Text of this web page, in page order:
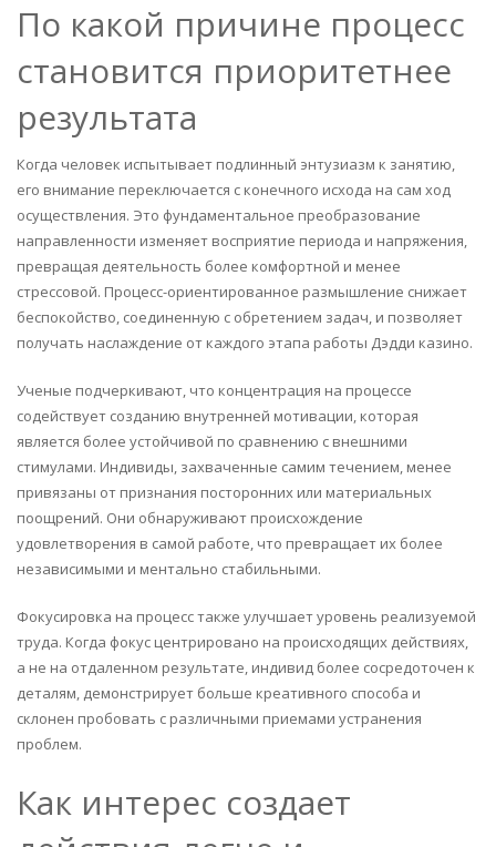
По какой причине процесс
становится приоритетнее
результата
Когда человек испытывает подлинный энтузиазм к занятию,
его внимание переключается с конечного исхода на сам ход
осуществления. Это фундаментальное преобразование
направленности изменяет восприятие периода и напряжения,
превращая деятельность более комфортной и менее
стрессовой. Процесс-ориентированное размышление снижает
беспокойство, соединенную с обретением задач, и позволяет
получать наслаждение от каждого этапа работы Дэдди казино.
Ученые подчеркивают, что концентрация на процессе
содействует созданию внутренней мотивации, которая
является более устойчивой по сравнению с внешними
стимулами. Индивиды, захваченные самим течением, менее
привязаны от признания посторонних или материальных
поощрений. Они обнаруживают происхождение
удовлетворения в самой работе, что превращает их более
независимыми и ментально стабильными.
Фокусировка на процесс также улучшает уровень реализуемой
труда. Когда фокус центрировано на происходящих действиях,
а не на отдаленном результате, индивид более сосредоточен к
деталям, демонстрирует больше креативного способа и
склонен пробовать с различными приемами устранения
проблем.
Как интерес создает